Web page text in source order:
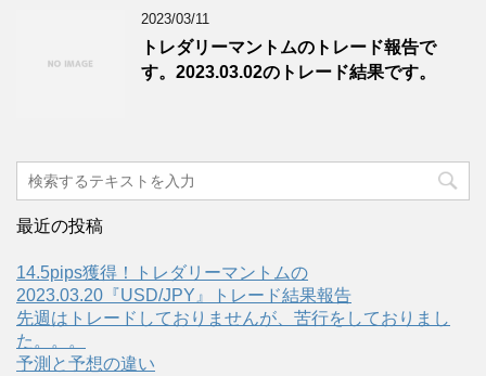
2023/03/11
トレダリーマントムのトレード報告で
す。2023.03.02のトレード結果です。
最近の投稿
14.5pips獲得！トレダリーマントムの
2023.03.20『USD/JPY』トレード結果報告
先週はトレードしておりませんが、苦行をしておりまし
た。。。
予測と予想の違い